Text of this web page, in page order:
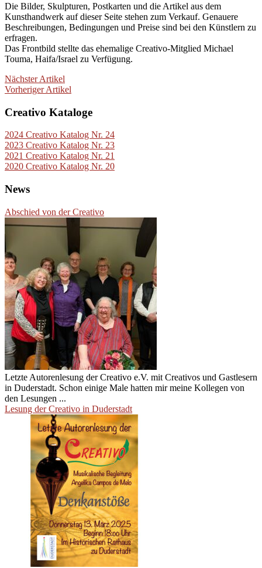
Die Bilder, Skulpturen, Postkarten und die Artikel aus dem
Kunsthandwerk auf dieser Seite stehen zum Verkauf. Genauere
Beschreibungen, Bedingungen und Preise sind bei den Künstlern zu
erfragen.
Das Frontbild stellte das ehemalige Creativo-Mitglied Michael
Touma, Haifa/Israel zu Verfügung.
Nächster Artikel
Vorheriger Artikel
Creativo Kataloge
2024 Creativo Katalog Nr. 24
2023 Creativo Katalog Nr. 23
2021 Creativo Katalog Nr. 21
2020 Creativo Katalog Nr. 20
News
Abschied von der Creativo
Letzte Autorenlesung der Creativo e.V. mit Creativos und Gastlesern
in Duderstadt. Schon einige Male hatten mir meine Kollegen von
den Lesungen ...
Lesung der Creativo in Duderstadt